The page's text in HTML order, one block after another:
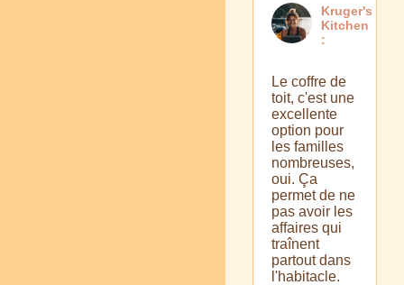
Kruger's
Kitchen
:
Le coffre de
toit, c'est une
excellente
option pour
les familles
nombreuses,
oui. Ça
permet de ne
pas avoir les
affaires qui
traînent
partout dans
l'habitacle.